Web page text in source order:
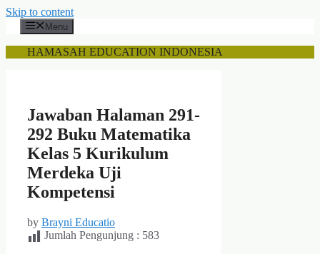
Skip to content
Menu
HAMASAH EDUCATION INDONESIA
Jawaban Halaman 291-
292 Buku Matematika
Kelas 5 Kurikulum
Merdeka Uji
Kompetensi
by Brayni Educatio
Jumlah Pengunjung : 583